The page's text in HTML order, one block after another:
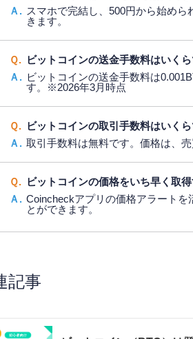
Ａ. スマホで完結し、500円から始め
きます。
Ｑ. ビットコインの送金手数料はいくら
Ａ. ビットコインの送金手数料は
す。※2026年3月時点
Ｑ. ビットコインの取引手数料はいくら
Ａ. 取引手数料は無料です。価格は、
Ｑ. ビットコインの価格をいち早く取
Ａ. Coincheckアプリの価格アラート
とができます。
記事